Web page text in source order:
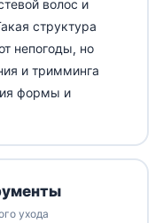
волос и
структура
непогоды, но
и тримминга
формы и
ухода